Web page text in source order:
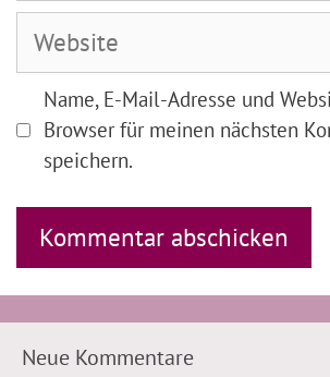
Adresse
Name, E-Mail-Adresse und
Browser für meinen nächsten
speichern.
Neue Kommentare